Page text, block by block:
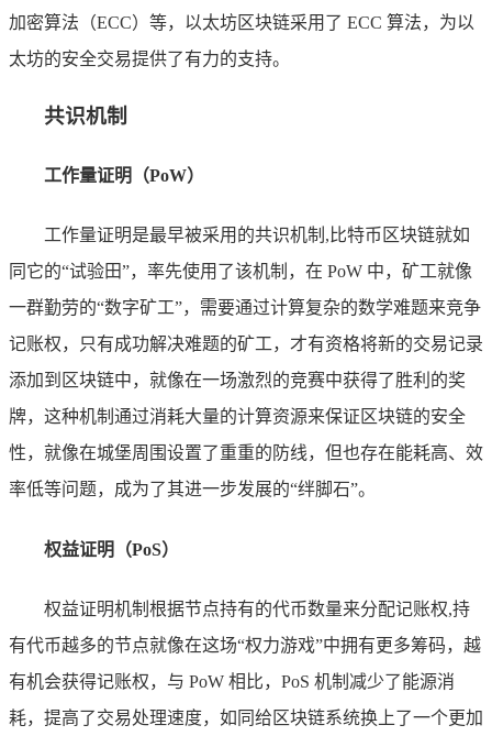
加密算法（ECC）等，以太坊区块链采用了 ECC 算法，为以
太坊的安全交易提供了有力的支持。
共识机制
工作量证明（PoW）
工作量证明是最早被采用的共识机制,比特币区块链就如
同它的“试验田”，率先使用了该机制，在 PoW 中，矿工就像
一群勤劳的“数字矿工”，需要通过计算复杂的数学难题来竞争
记账权，只有成功解决难题的矿工，才有资格将新的交易记录
添加到区块链中，就像在一场激烈的竞赛中获得了胜利的奖
牌，这种机制通过消耗大量的计算资源来保证区块链的安全
性，就像在城堡周围设置了重重的防线，但也存在能耗高、效
率低等问题，成为了其进一步发展的“绊脚石”。
权益证明（PoS）
权益证明机制根据节点持有的代币数量来分配记账权,持
有代币越多的节点就像在这场“权力游戏”中拥有更多筹码，越
有机会获得记账权，与 PoW 相比，PoS 机制减少了能源消
耗，提高了交易处理速度，如同给区块链系统换上了一个更加